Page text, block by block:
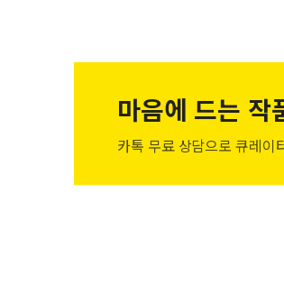
마음에 드는 작
카톡 무료 상담으로 큐레이